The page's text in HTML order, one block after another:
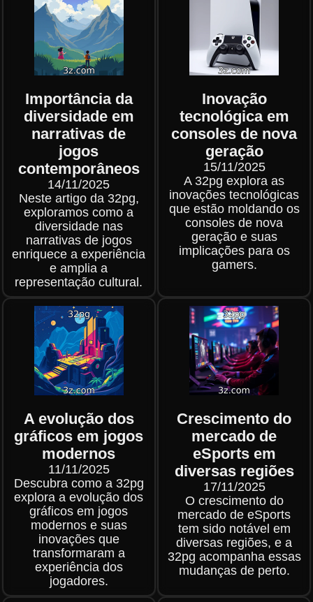
Importância da
diversidade em
narrativas de
jogos
contemporâneos
14/11/2025
Neste artigo da 32pg,
exploramos como a
diversidade nas
narrativas de jogos
enriquece a experiência
e amplia a
representação cultural.
Inovação
tecnológica em
consoles de nova
geração
15/11/2025
A 32pg explora as
inovações tecnológicas
que estão moldando os
consoles de nova
geração e suas
implicações para os
gamers.
A evolução dos
gráficos em jogos
modernos
11/11/2025
Descubra como a 32pg
explora a evolução dos
gráficos em jogos
modernos e suas
inovações que
transformaram a
experiência dos
jogadores.
Crescimento do
mercado de
eSports em
diversas regiões
17/11/2025
O crescimento do
mercado de eSports
tem sido notável em
diversas regiões, e a
32pg acompanha essas
mudanças de perto.